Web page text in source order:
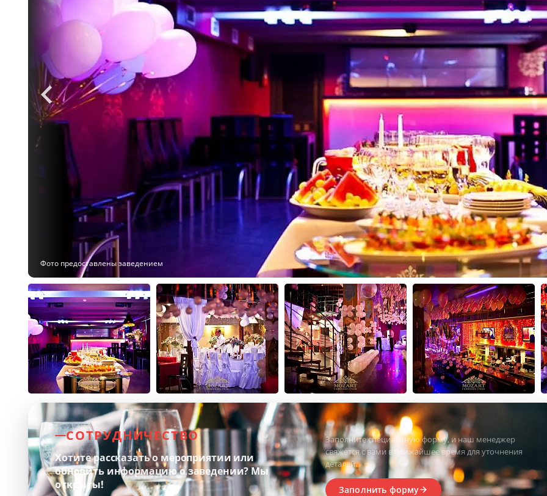
Фото предоставлены заведением
СОТРУДНИЧЕСТВО
Хотите рассказать о мероприятии или
обновить информацию о заведении?Мы
открыты!
Заполните специальную форму, и наш менеджер
свяжется с вами в ближайшее время для уточнения
деталей.
Заполнить форму